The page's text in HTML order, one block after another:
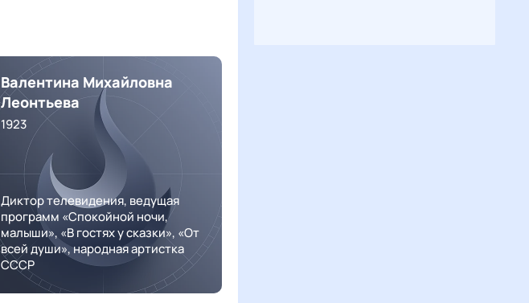
Валентина Михайловна
Леонтьева
1923
Диктор телевидения, ведущая
программ «Спокойной ночи,
малыши», «В гостях у сказки», «От
всей души», народная артистка
СССР